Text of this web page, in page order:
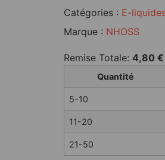
Catégories : E-
Marque : NHOSS
Remise Totale: 4,80 €
Quantité
5-10
11-20
21-50